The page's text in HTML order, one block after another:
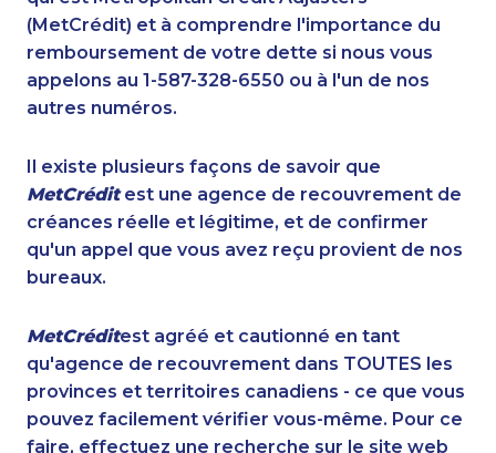
(MetCrédit) et à comprendre l'importance du
remboursement de votre dette si nous vous
appelons au 1-587-328-6550 ou à l'un de nos
autres numéros.
Il existe plusieurs façons de savoir que
MetCréditest une agence de recouvrement de
créances réelle et légitime, et de confirmer
qu'un appel que vous avez reçu provient de nos
bureaux.
MetCréditest agréé et cautionné en tant
qu'agence de recouvrement dans TOUTES les
provinces et territoires canadiens - ce que vous
pouvez facilement vérifier vous-même. Pour ce
faire, effectuez une recherche sur le site web